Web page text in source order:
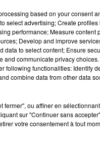
based on your consent
select advertising; Create
performance; Measure
Develop and improve
to select content; Ensure
and communicate privacy
following functionalities: Identify
combine data from other data
fermer", ou affiner en
sur "Continuer sans
votre consentement à tout